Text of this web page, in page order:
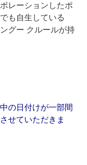
レーションしたポ
も自生している
グー クルールが持
の日付けが一部間
せていただきま